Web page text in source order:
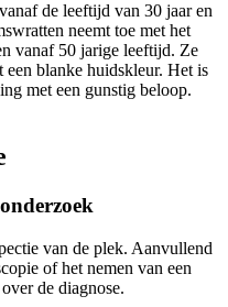
de leeftijd van 30 jaar en
neemt toe met het
vanaf 50 jarige leeftijd. Ze
blanke huidskleur. Het is
met een gunstig beloop.
van de plek. Aanvullend
of het nemen van een
de diagnose.